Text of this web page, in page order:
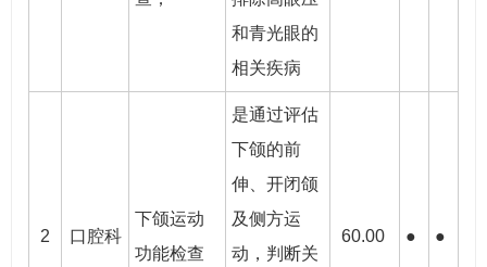
和青光眼的
相关疾病
2 口腔科
下颌运动
功能检查
是通过评估
下颌的前
伸、开闭颌
及侧方运
动，判断关
60.00 ● ●